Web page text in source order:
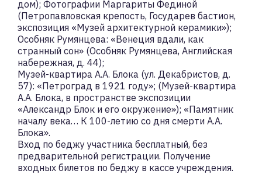
дом); Фотографии Маргариты Фединой
(Петропавловская крепость, Государев бастион,
экспозиция «Музей архитектурной керамики»);
Особняк Румянцева: «Венеция вдали, как
странный сон» (Особняк Румянцева, Английская
набережная, д. 44);
Музей-квартира А.А. Блока (ул. Декабристов, д.
57): «Петроград в 1921 году»; (Музей-квартира
А.А. Блока, в пространстве экспозиции
«Александр Блок и его окружение»); «Памятник
началу века… К 100-летию со дня смерти А.А.
Блока».
Вход по беджу участника бесплатный, без
предварительной регистрации. Получение
входных билетов по беджу в кассе учреждения.